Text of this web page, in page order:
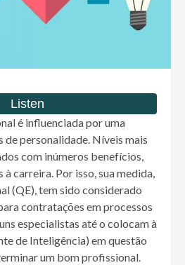
é influenciada por uma
de personalidade. Níveis mais
com inúmeros benefícios,
carreira. Por isso, sua medida,
(QE), tem sido considerado
contratações em processos
especialistas até o colocam à
de Inteligência) em questão
um bom profissional.